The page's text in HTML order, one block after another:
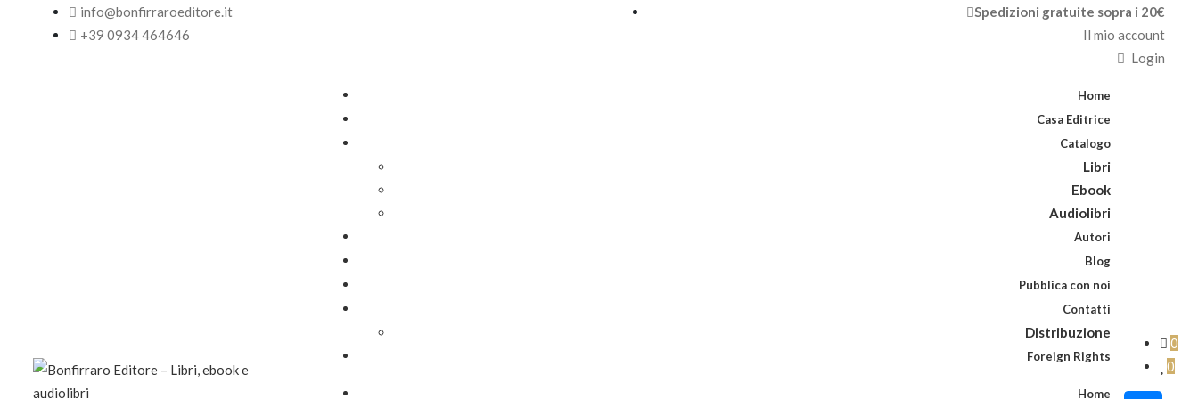
info@bonfirraroeditore.it
+39 0934 464646
Spedizioni gratuite sopra i 20€
Il mio account
Login
Home
Casa Editrice
Catalogo
Libri
Ebook
Audiolibri
Autori
Blog
Pubblica con noi
Contatti
Distribuzione
Foreign Rights
Home
0
0